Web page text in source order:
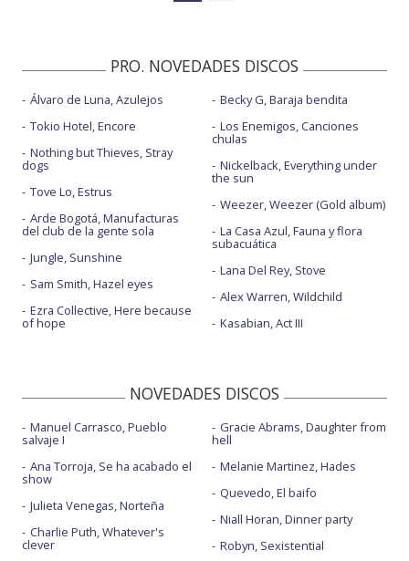
PRO. NOVEDADES DISCOS
Álvaro de Luna, Azulejos
Tokio Hotel, Encore
Nothing but Thieves, Stray
dogs
Tove Lo, Estrus
Arde Bogotá, Manufacturas
del club de la gente sola
Jungle, Sunshine
Sam Smith, Hazel eyes
Ezra Collective, Here because
of hope
Becky G, Baraja bendita
Los Enemigos, Canciones
chulas
Nickelback, Everything under
the sun
Weezer, Weezer (Gold album)
La Casa Azul, Fauna y flora
subacuática
Lana Del Rey, Stove
Alex Warren, Wildchild
Kasabian, Act III
NOVEDADES DISCOS
Manuel Carrasco, Pueblo
salvaje I
Ana Torroja, Se ha acabado el
show
Julieta Venegas, Norteña
Charlie Puth, Whatever's
clever
Gracie Abrams, Daughter from
hell
Melanie Martinez, Hades
Quevedo, El baifo
Niall Horan, Dinner party
Robyn, Sexistential